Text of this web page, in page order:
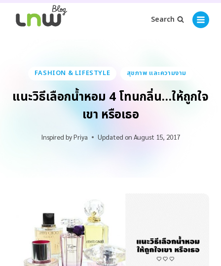
Search
FASHION & LIFESTYLE สุขภาพ และความงาม
แนะวิธีเลือกน้ำหอม 4 โทนกลิ่น…ให้ถูกใจ
เขา หรือเธอ
Inspired byPriya Updated on August 15, 2017